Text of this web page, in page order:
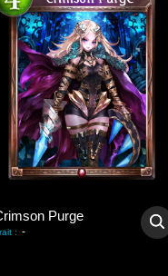
Purge
: -